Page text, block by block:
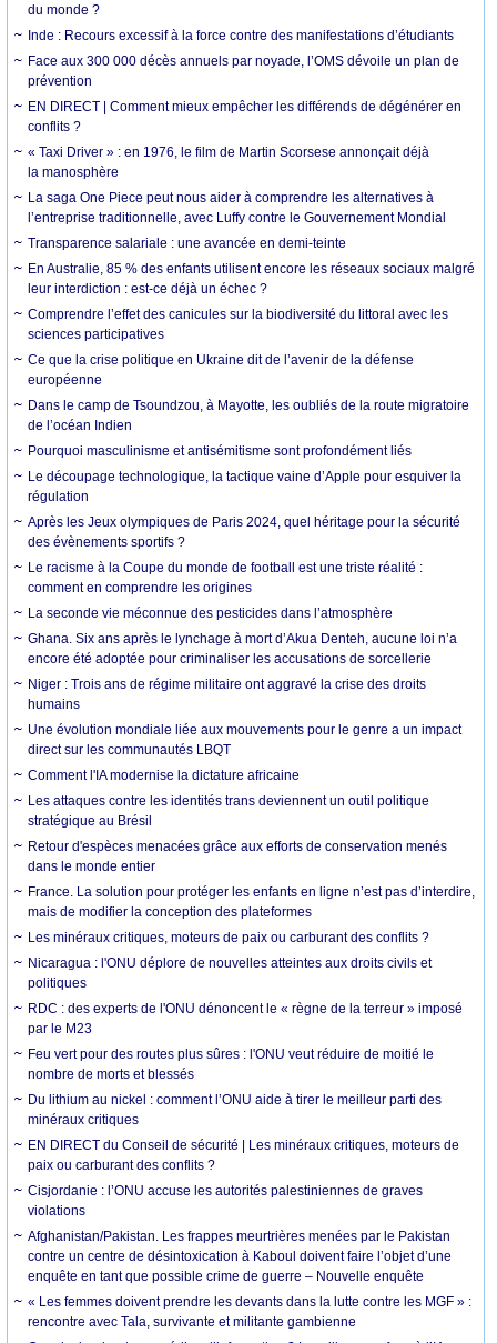
du monde ?
Inde : Recours excessif à la force contre des manifestations d’étudiants
Face aux 300 000 décès annuels par noyade, l’OMS dévoile un plan de
prévention
EN DIRECT | Comment mieux empêcher les différends de dégénérer en
conflits ?
« Taxi Driver » : en 1976, le film de Martin Scorsese annonçait déjà
la manosphère
La saga One Piece peut nous aider à comprendre les alternatives à
l’entreprise traditionnelle, avec Luffy contre le Gouvernement Mondial
Transparence salariale : une avancée en demi-teinte
En Australie, 85 % des enfants utilisent encore les réseaux sociaux malgré
leur interdiction : est-ce déjà un échec ?
Comprendre l’effet des canicules sur la biodiversité du littoral avec les
sciences participatives
Ce que la crise politique en Ukraine dit de l’avenir de la défense
européenne
Dans le camp de Tsoundzou, à Mayotte, les oubliés de la route migratoire
de l’océan Indien
Pourquoi masculinisme et antisémitisme sont profondément liés
Le découpage technologique, la tactique vaine d’Apple pour esquiver la
régulation
Après les Jeux olympiques de Paris 2024, quel héritage pour la sécurité
des évènements sportifs ?
Le racisme à la Coupe du monde de football est une triste réalité :
comment en comprendre les origines
La seconde vie méconnue des pesticides dans l’atmosphère
Ghana. Six ans après le lynchage à mort d’Akua Denteh, aucune loi n’a
encore été adoptée pour criminaliser les accusations de sorcellerie
Niger : Trois ans de régime militaire ont aggravé la crise des droits
humains
Une évolution mondiale liée aux mouvements pour le genre a un impact
direct sur les communautés LBQT
Comment l'IA modernise la dictature africaine
Les attaques contre les identités trans deviennent un outil politique
stratégique au Brésil
Retour d'espèces menacées grâce aux efforts de conservation menés
dans le monde entier
France. La solution pour protéger les enfants en ligne n’est pas d’interdire,
mais de modifier la conception des plateformes
Les minéraux critiques, moteurs de paix ou carburant des conflits ?
Nicaragua : l'ONU déplore de nouvelles atteintes aux droits civils et
politiques
RDC : des experts de l'ONU dénoncent le « règne de la terreur » imposé
par le M23
Feu vert pour des routes plus sûres : l'ONU veut réduire de moitié le
nombre de morts et blessés
Du lithium au nickel : comment l’ONU aide à tirer le meilleur parti des
minéraux critiques
EN DIRECT du Conseil de sécurité | Les minéraux critiques, moteurs de
paix ou carburant des conflits ?
Cisjordanie : l’ONU accuse les autorités palestiniennes de graves
violations
Afghanistan/Pakistan. Les frappes meurtrières menées par le Pakistan
contre un centre de désintoxication à Kaboul doivent faire l’objet d’une
enquête en tant que possible crime de guerre – Nouvelle enquête
« Les femmes doivent prendre les devants dans la lutte contre les MGF » :
rencontre avec Tala, survivante et militante gambienne